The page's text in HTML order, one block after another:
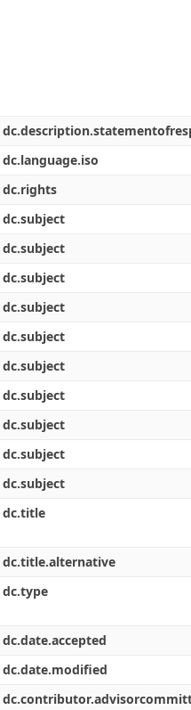
dc.language.iso
dc.rights
dc.subject
dc.subject
dc.subject
dc.subject
dc.subject
dc.subject
dc.subject
dc.subject
dc.subject
dc.subject
dc.title
dc.title.alternative
dc.type
dc.date.accepted
dc.date.modified